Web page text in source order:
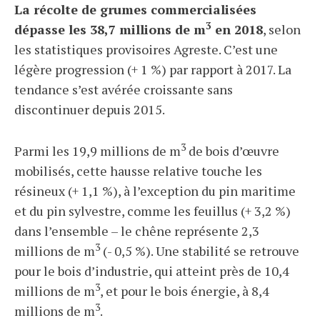
La récolte de grumes commercialisées
dépasse les 38,7 millions de m3 en 2018, selon
les statistiques provisoires Agreste. C’est une
légère progression (+ 1 %) par rapport à 2017. La
tendance s’est avérée croissante sans
discontinuer depuis 2015.
Parmi les 19,9 millions de m3de bois d’œuvre
mobilisés, cette hausse relative touche les
résineux (+ 1,1 %), à l’exception du pin maritime
et du pin sylvestre, comme les feuillus (+ 3,2 %)
dans l’ensemble – le chêne représente 2,3
millions de m3(- 0,5 %). Une stabilité se retrouve
pour le bois d’industrie, qui atteint près de 10,4
millions de m3, et pour le bois énergie, à 8,4
millions de m3.